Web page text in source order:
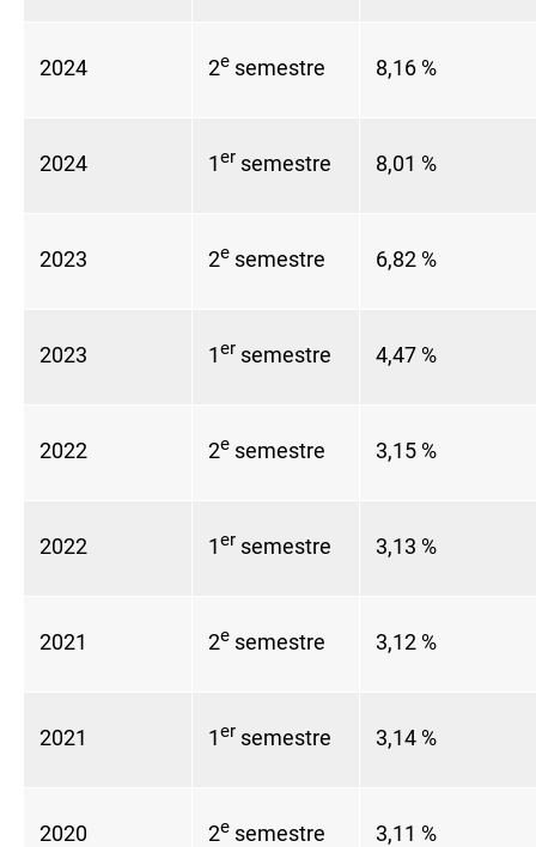
2024 2e semestre 8,16 %
2024 1er semestre 8,01 %
2023 2e semestre 6,82 %
2023 1er semestre 4,47 %
2022 2e semestre 3,15 %
2022 1er semestre 3,13 %
2021 2e semestre 3,12 %
2021 1er semestre 3,14 %
2020 2e semestre 3,11 %